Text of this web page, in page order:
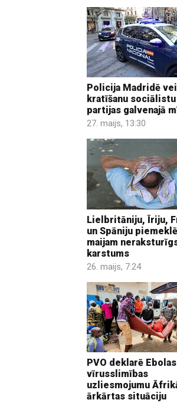
Policija Madridē
kratīšanu sociālistu
partijas galvenajā
27. maijs, 13:30
Lielbritāniju, Īriju,
un Spāniju
maijam
karstums
26. maijs, 7:24
PVO deklarē Ebolas
vīrusslimības
uzliesmojumu
ārkārtas situāciju